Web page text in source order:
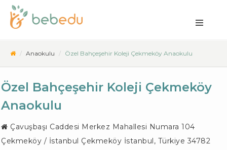
Anaokulu Özel Bahçeşehir Koleji Çekmeköy Anaokulu
Özel Bahçeşehir Koleji Çekmeköy
Anaokulu
Çavuşbaşı Caddesi Merkez Mahallesi Numara 104
Çekmeköy / İstanbul Çekmeköy İstanbul, Türkiye 34782